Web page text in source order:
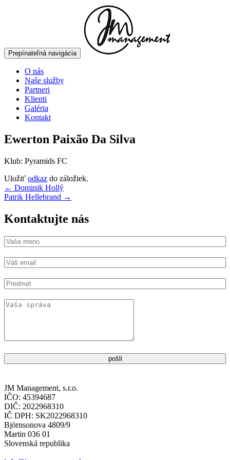
Prepínateľná navigácia
Prejsť
obsah
O nás
Naše služby
Partneri
Klienti
Galéria
Kontakt
Ewerton Paixão Da Silva
Klub: Pyramids FC
Uložiť odkaz do záložiek.
Navigácia
článkami
← Dominik Hollý
Patrik Hellebrand →
Kontaktujte nás
pošli
JM Management, s.r.o.
IČO: 45394687
DIČ: 2022968310
IČ DPH: SK2022968310
Björnsonova 4809/9
Martin 036 01
Slovenská republika